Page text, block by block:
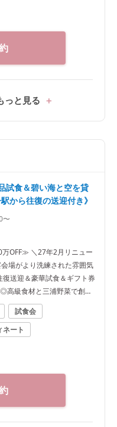
っと見る
試食＆碧い海と空を貸
から往復の送迎付き》
〜
OFF≫ ＼27年2月リニュー
場がより洗練された雰囲気
送迎＆豪華試食＆ギフト券
高級食材と三浦野菜で創り
皿。絶景と共にゲスト目
分の逗子駅往復タクシー
試食会
ネート